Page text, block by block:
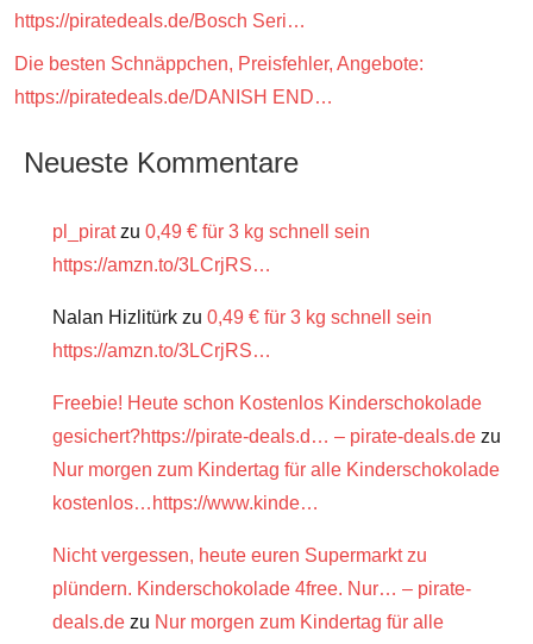
https://piratedeals.de/Bosch Seri…
Die besten Schnäppchen, Preisfehler, Angebote:
https://piratedeals.de/DANISH END…
Neueste Kommentare
pl_piratzu 0,49 € für 3 kg schnell sein
https://amzn.to/3LCrjRS…
Nalan Hizlitürk zu 0,49 € für 3 kg schnell sein
https://amzn.to/3LCrjRS…
Freebie! Heute schon Kostenlos Kinderschokolade
gesichert?https://pirate-deals.d… – pirate-deals.de zu
Nur morgen zum Kindertag für alle Kinderschokolade
kostenlos…https://www.kinde…
Nicht vergessen, heute euren Supermarkt zu
plündern. Kinderschokolade 4free. Nur… – pirate-
deals.de zu Nur morgen zum Kindertag für alle